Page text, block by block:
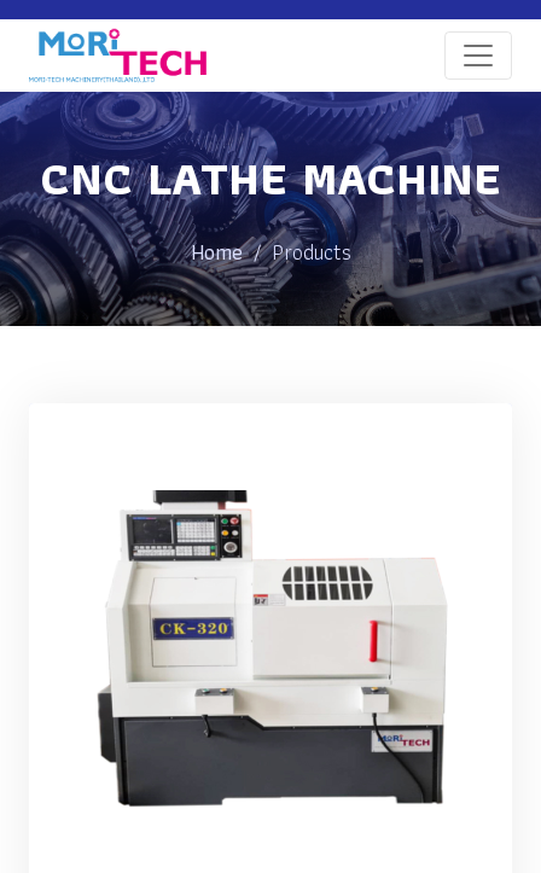
CNC LATHE MACHINE
Home Products